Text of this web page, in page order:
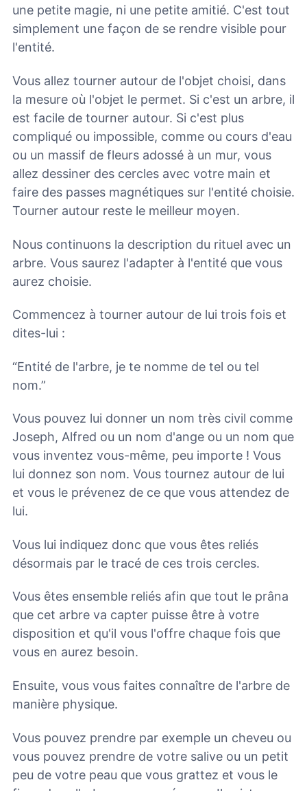
une petite magie, ni une petite amitié. C'est tout
simplement une façon de se rendre visible pour
l'entité.
Vous allez tourner autour de l'objet choisi, dans
la mesure où l'objet le permet. Si c'est un arbre, il
est facile de tourner autour. Si c'est plus
compliqué ou impossible, comme ou cours d'eau
ou un massif de fleurs adossé à un mur, vous
allez dessiner des cercles avec votre main et
faire des passes magnétiques sur l'entité choisie.
Tourner autour reste le meilleur moyen.
Nous continuons la description du rituel avec un
arbre. Vous saurez l'adapter à l'entité que vous
aurez choisie.
Commencez à tourner autour de lui trois fois et
dites-lui :
“Entité de l'arbre, je te nomme de tel ou tel
nom.”
Vous pouvez lui donner un nom très civil comme
Joseph, Alfred ou un nom d'ange ou un nom que
vous inventez vous-même, peu importe ! Vous
lui donnez son nom. Vous tournez autour de lui
et vous le prévenez de ce que vous attendez de
lui.
Vous lui indiquez donc que vous êtes reliés
désormais par le tracé de ces trois cercles.
Vous êtes ensemble reliés afin que tout le prâna
que cet arbre va capter puisse être à votre
disposition et qu'il vous l'offre chaque fois que
vous en aurez besoin.
Ensuite, vous vous faites connaître de l'arbre de
manière physique.
Vous pouvez prendre par exemple un cheveu ou
vous pouvez prendre de votre salive ou un petit
peu de votre peau que vous grattez et vous le